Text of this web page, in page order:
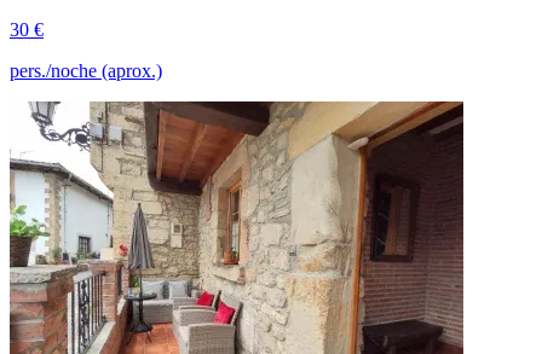
30 €
pers./noche (aprox.)